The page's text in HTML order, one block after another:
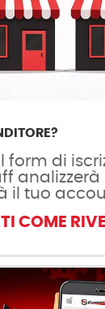
form di
analizzerà
il tuo
COME